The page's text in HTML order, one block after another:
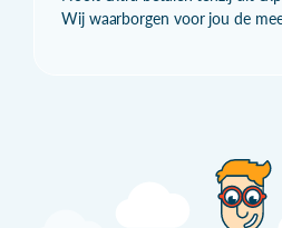
Wij waarborgen voor jou de